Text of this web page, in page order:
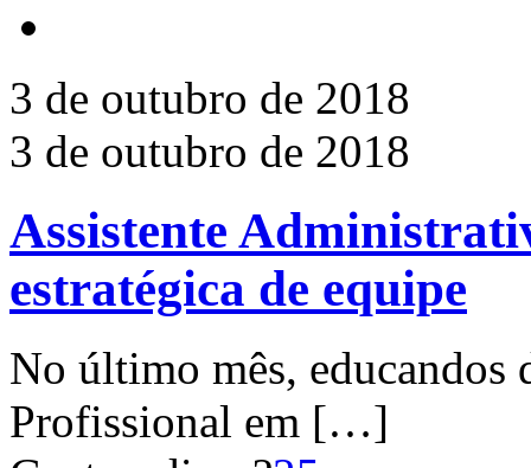
3 de outubro de 2018
3 de outubro de 2018
Assistente
estratégica de equipe
No último mês, educandos
Profissional em […]